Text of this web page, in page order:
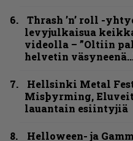
Thrash ’n’ roll -
levyjulkaisua
videolla – ”Oltiin
helvetin
Hellsinki Metal
Misþyrming,
lauantain esiintyjiä
Helloween- ja